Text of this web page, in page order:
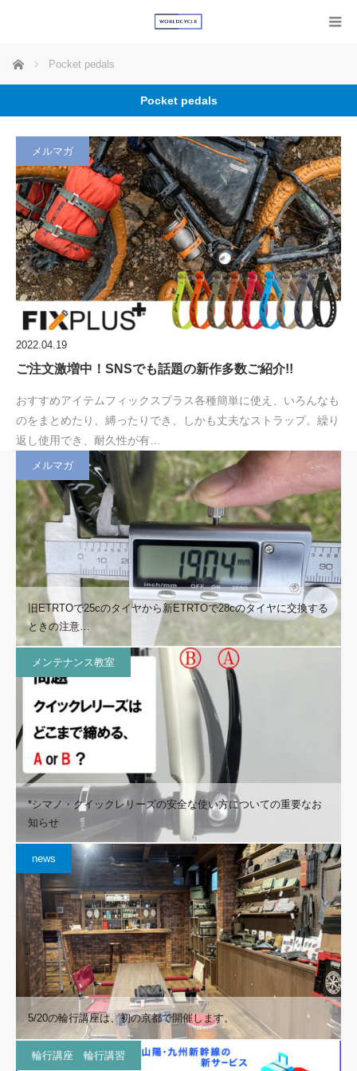
ホーム Pocket pedals
Pocket pedals
メルマガ
2022.04.19
ご注文激増中！SNSでも話題の新作多数ご紹介!!
おすすめアイテムフィックスプラス各種簡単に使え、いろんなも
のをまとめたり、縛ったりでき、しかも丈夫なストラップ。繰り
返し使用でき、耐久性が有…
メルマガ
旧ETRTOで25cのタイヤから新ETRTOで28cのタイヤに交換する
ときの注意…
メンテナンス教室
*シマノ・クイックレリーズの安全な使い方についての重要なお
知らせ
news
5/20の輪行講座は、初の京都で開催します。
輪行講座 輪行講習